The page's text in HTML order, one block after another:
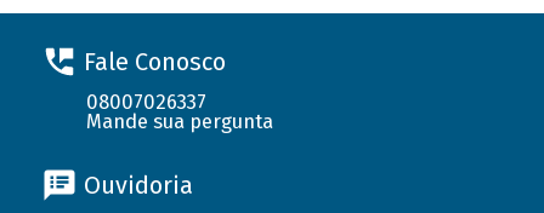
Fale Conosco
08007026337
Mande sua pergunta
Ouvidoria